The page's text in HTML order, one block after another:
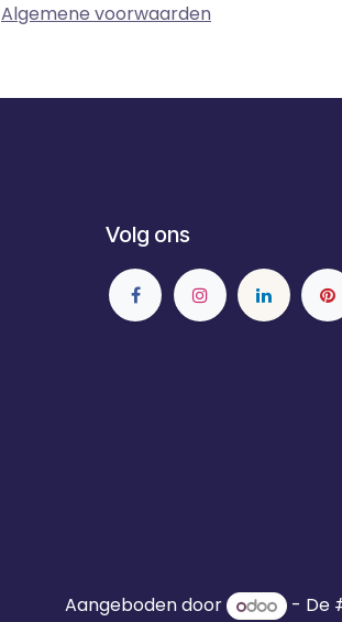
Algemene voorwaarden
Volg ons
Aangeboden door - De